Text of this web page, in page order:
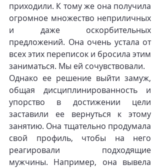
приходили. К тому же она получила
огромное множество неприличных
и даже оскорбительных
предложений. Она очень устала от
всех этих переписок и бросила этим
заниматься. Мы ей сочувствовали.
Однако ее решение выйти замуж,
общая дисциплинированность и
упорство в достижении цели
заставили ее вернуться к этому
занятию. Она тщательно продумала
свой профиль, чтобы на него
реагировали подходящие
мужчины. Например, она вывела